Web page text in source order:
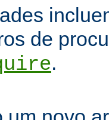
de
.